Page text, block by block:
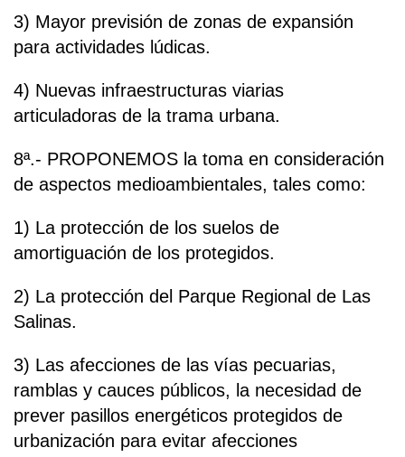
3) Mayor previsión de zonas de expansión
para actividades lúdicas.
4) Nuevas infraestructuras viarias
articuladoras de la trama urbana.
8ª.- PROPONEMOS la toma en consideración
de aspectos medioambientales, tales como:
1) La protección de los suelos de
amortiguación de los protegidos.
2) La protección del Parque Regional de Las
Salinas.
3) Las afecciones de las vías pecuarias,
ramblas y cauces públicos, la necesidad de
prever pasillos energéticos protegidos de
urbanización para evitar afecciones